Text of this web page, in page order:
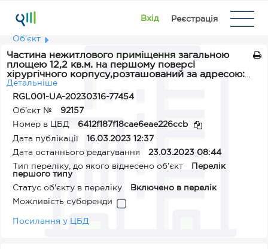
Вхід Реєстрація
Об'єкт
Частина нежитлового приміщення загальною
площею 12,2 кв.м. на першому поверсі
хірургічного корпусу,розташований за адресою:
Миколаївська обл.,Баштанський р-н, м.
Снігурівка, вул. Жовтнева,1
Детальніше
RGL001-UA-20230316-77454
Об'єкт №
92157
Номер в ЦБД
6412f187f18cae6eae226ccb
Дата публікації
16.03.2023 12:37
Дата останнього редагування
23.03.2023 08:44
Тип переліку, до якого віднесено об'єкт
Перелік
першого типу
Статус об'єкту в переліку
Включено в перелік
Можливість суборенди
Посилання у ЦБД